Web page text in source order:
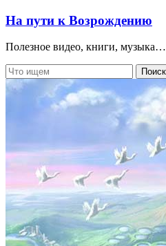
На пути к Возрождению
Полезное видео, книги, музыка…